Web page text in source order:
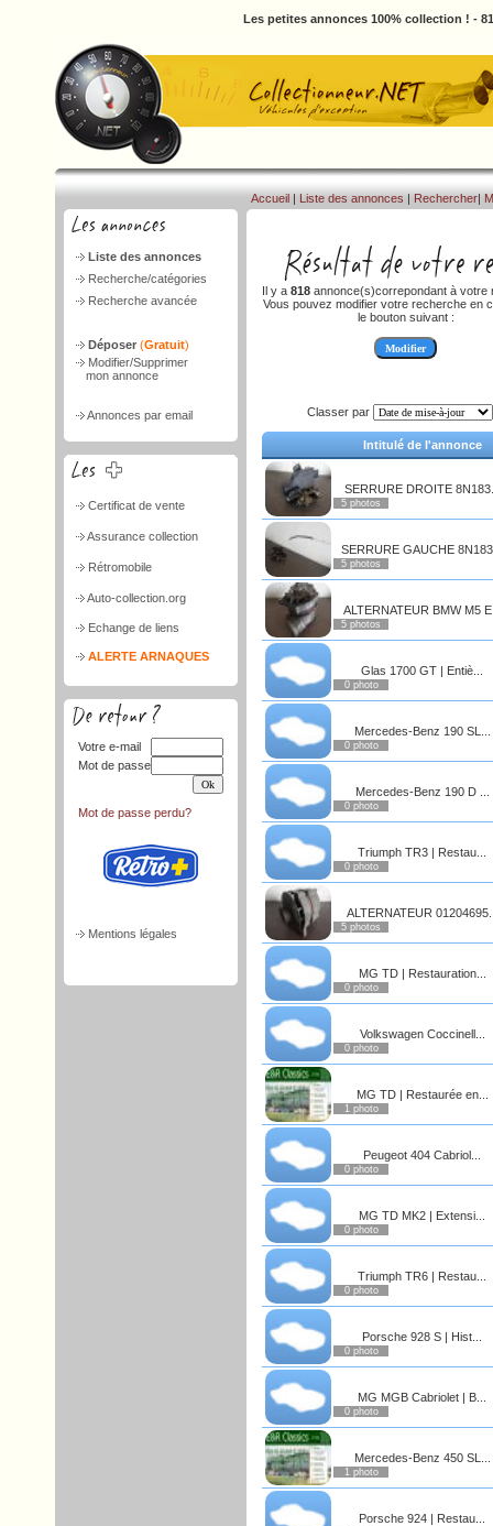
Les petites annonces 100% collection ! -
Liste des annonces
Recherche/catégories
Recherche avancée
Déposer (Gratuit)
Modifier/Supprimer
mon annonce
Annonces par email
Certificat de vente
Assurance collection
Rétromobile
Auto-collection.org
Echange de liens
ALERTE ARNAQUES
Votre e-mail
Mot de passe
Mot de passe perdu?
Mentions légales
Accueil | Liste des annonces | Rechercher|
Il y a 818 annonce(s)correpondant à votre
Vous pouvez modifier votre recherche en
le bouton suivant :
Classer par
Intitulé de l'annonce
SERRURE DROITE
5 photos
SERRURE GAUCHE
5 photos
ALTERNATEUR BMW M5
5 photos
Glas 1700 GT | Entiè...
0 photo
Mercedes-Benz 190 SL...
0 photo
Mercedes-Benz 190 D ...
0 photo
Triumph TR3 | Restau...
0 photo
ALTERNATEUR
5 photos
MG TD | Restauration...
0 photo
Volkswagen Coccinell...
0 photo
MG TD | Restaurée en...
1 photo
Peugeot 404 Cabriol...
0 photo
MG TD MK2 | Extensi...
0 photo
Triumph TR6 | Restau...
0 photo
Porsche 928 S | Hist...
0 photo
MG MGB Cabriolet | B...
0 photo
Mercedes-Benz 450 SL...
1 photo
Porsche 924 | Restau...